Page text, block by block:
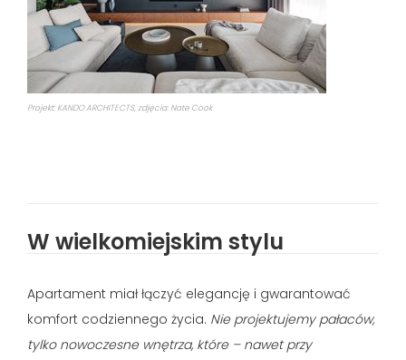
Projekt: KANDO ARCHITECTS, zdjęcia: Nate Cook
W wielkomiejskim stylu
Apartament miał łączyć elegancję i gwarantować
komfort codziennego życia. Nie projektujemy pałaców,
tylko nowoczesne wnętrza, które – nawet przy